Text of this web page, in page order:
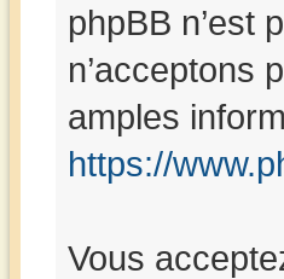
phpBB n’est
n’acceptons
amples
https://
Vous